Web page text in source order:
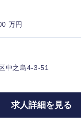
事務所・監査法人
万円
中之島4-3-51
求人詳細を見る